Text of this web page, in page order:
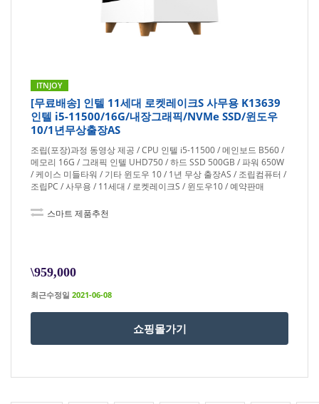
ITNJOY
[무료배송] 인텔 11세대 로켓레이크S 사무용 K13639
인텔 i5-11500/16G/내장그래픽/NVMe SSD/윈도우
10/1년무상출장AS
조립(포장)과정 동영상 제공 / CPU 인텔 i5-11500 / 메인보드 B560 /
메모리 16G / 그래픽 인텔 UHD750 / 하드 SSD 500GB / 파워 650W
/ 케이스 미들타워 / 기타 윈도우 10 / 1년 무상 출장AS / 조립컴퓨터 /
조립PC / 사무용 / 11세대 / 로켓레이크S / 윈도우10 / 예약판매
스마트 제품추천
\959,000
최근수정일 2021-06-08
쇼핑몰가기